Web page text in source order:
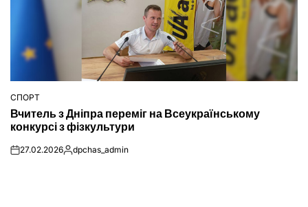
ОПУБЛІКУВАТИ
У
СПОРТ
Вчитель з Дніпра переміг на Всеукраїнському
конкурсі з фізкультури
on27.02.2026Опубліковано
dpchas_admin